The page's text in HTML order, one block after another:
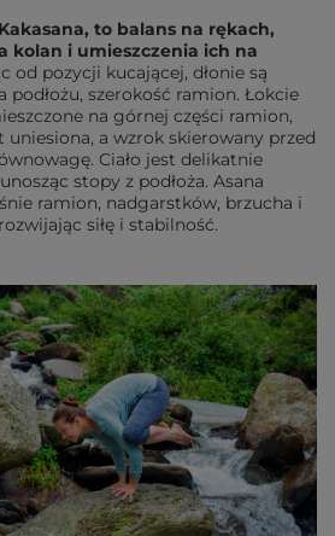
to balans na rękach,
kolan i umieszczenia ich na
od pozycji kucającej, dłonie są
podłożu, szerokość ramion. Łokcie
na górnej części ramion,
uniesiona, a wzrok skierowany przed
Ciało jest delikatnie
stopy z podłoża. Asana
ramion, nadgarstków, brzucha i
siłę i stabilność.